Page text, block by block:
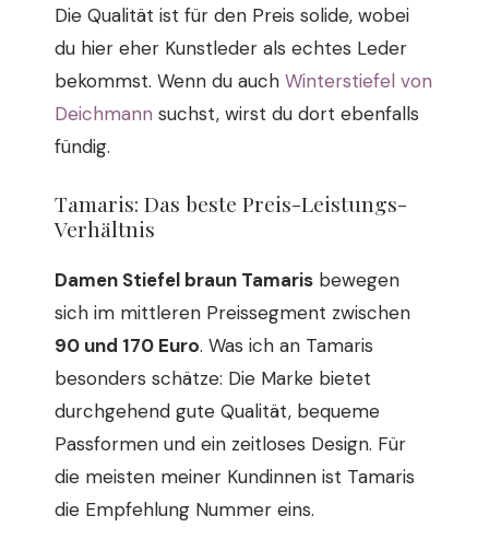
Die Qualität ist für den Preis solide, wobei
du hier eher Kunstleder als echtes Leder
bekommst. Wenn du auch Winterstiefel von
Deichmann suchst, wirst du dort ebenfalls
fündig.
Tamaris: Das beste Preis-Leistungs-
Verhältnis
Damen Stiefel braun Tamaris bewegen
sich im mittleren Preissegment zwischen
90 und 170 Euro. Was ich an Tamaris
besonders schätze: Die Marke bietet
durchgehend gute Qualität, bequeme
Passformen und ein zeitloses Design. Für
die meisten meiner Kundinnen ist Tamaris
die Empfehlung Nummer eins.